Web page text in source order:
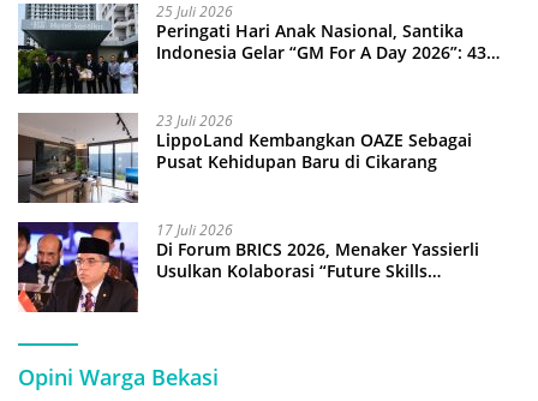
25 Juli 2026
Peringati Hari Anak Nasional, Santika
Indonesia Gelar “GM For A Day 2026”: 43
23 Juli 2026
LippoLand Kembangkan OAZE Sebagai
Pusat Kehidupan Baru di Cikarang
17 Juli 2026
Di Forum BRICS 2026, Menaker Yassierli
Usulkan Kolaborasi “Future Skills
Opini Warga Bekasi